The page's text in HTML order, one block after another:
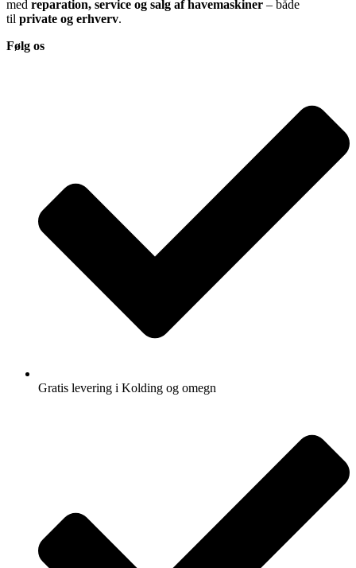
med reparation, service og salg af havemaskiner – både
til private og erhverv.
Følg os
Gratis levering i Kolding og omegn